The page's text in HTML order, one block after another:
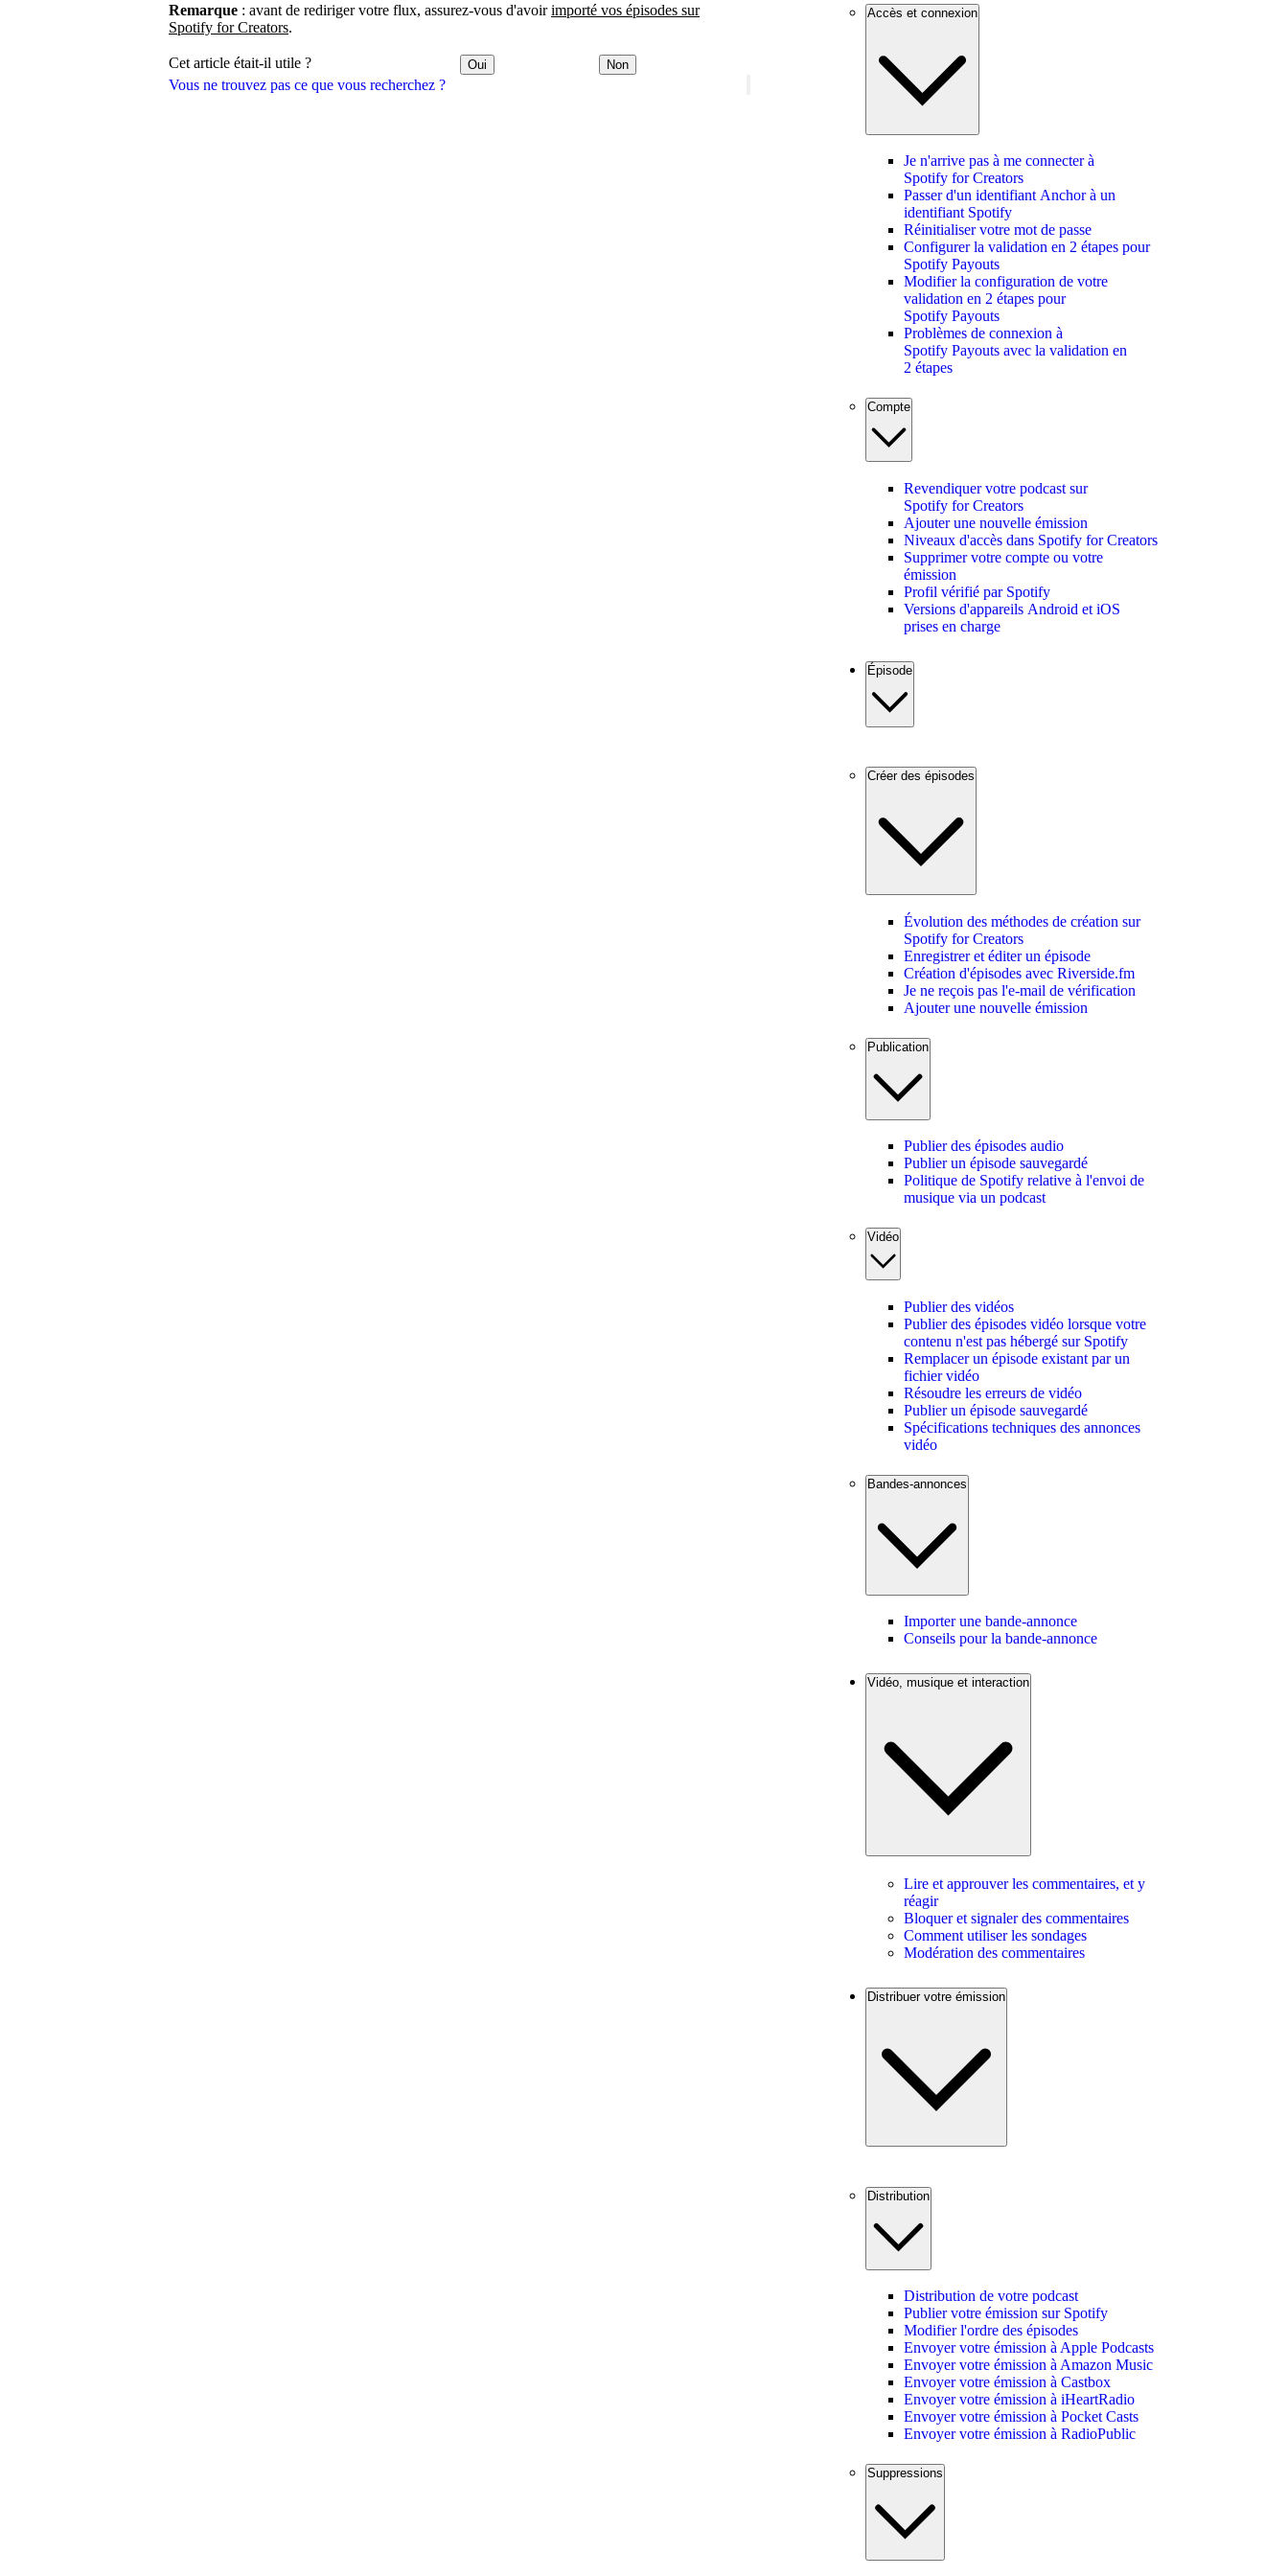
Vous ne trouvez pas ce que vous recherchez ?
Remarque : avant de rediriger votre flux, assurez-vous d'avoirimporté vos épisodes sur
Spotify for Creators.
Cet article était-il utile ? Oui Non
Accès et connexion
Je n'arrive pas à me connecter à
Spotify for Creators
Passer d'un identifiant Anchor à un
identifiant Spotify
Réinitialiser votre mot de passe
Configurer la validation en 2 étapes pour
Spotify Payouts
Modifier la configuration de votre
validation en 2 étapes pour
Spotify Payouts
Problèmes de connexion à
Spotify Payouts avec la validation en
2 étapes
Compte
Revendiquer votre podcast sur
Spotify for Creators
Ajouter une nouvelle émission
Niveaux d'accès dans Spotify for Creators
Supprimer votre compte ou votre
émission
Profil vérifié par Spotify
Versions d'appareils Android et iOS
prises en charge
Épisode
Créer des épisodes
Évolution des méthodes de création sur
Spotify for Creators
Enregistrer et éditer un épisode
Création d'épisodes avec Riverside.fm
Je ne reçois pas l'e-mail de vérification
Ajouter une nouvelle émission
Publication
Publier des épisodes audio
Publier un épisode sauvegardé
Politique de Spotify relative à l'envoi de
musique via un podcast
Vidéo
Publier des vidéos
Publier des épisodes vidéo lorsque votre
contenu n'est pas hébergé sur Spotify
Remplacer un épisode existant par un
fichier vidéo
Résoudre les erreurs de vidéo
Publier un épisode sauvegardé
Spécifications techniques des annonces
vidéo
Bandes-annonces
Importer une bande-annonce
Conseils pour la bande-annonce
Vidéo, musique et interaction
Lire et approuver les commentaires, et y
réagir
Bloquer et signaler des commentaires
Comment utiliser les sondages
Modération des commentaires
Distribuer votre émission
Distribution
Distribution de votre podcast
Publier votre émission sur Spotify
Modifier l'ordre des épisodes
Envoyer votre émission à Apple Podcasts
Envoyer votre émission à Amazon Music
Envoyer votre émission à Castbox
Envoyer votre émission à iHeartRadio
Envoyer votre émission à Pocket Casts
Envoyer votre émission à RadioPublic
Suppressions